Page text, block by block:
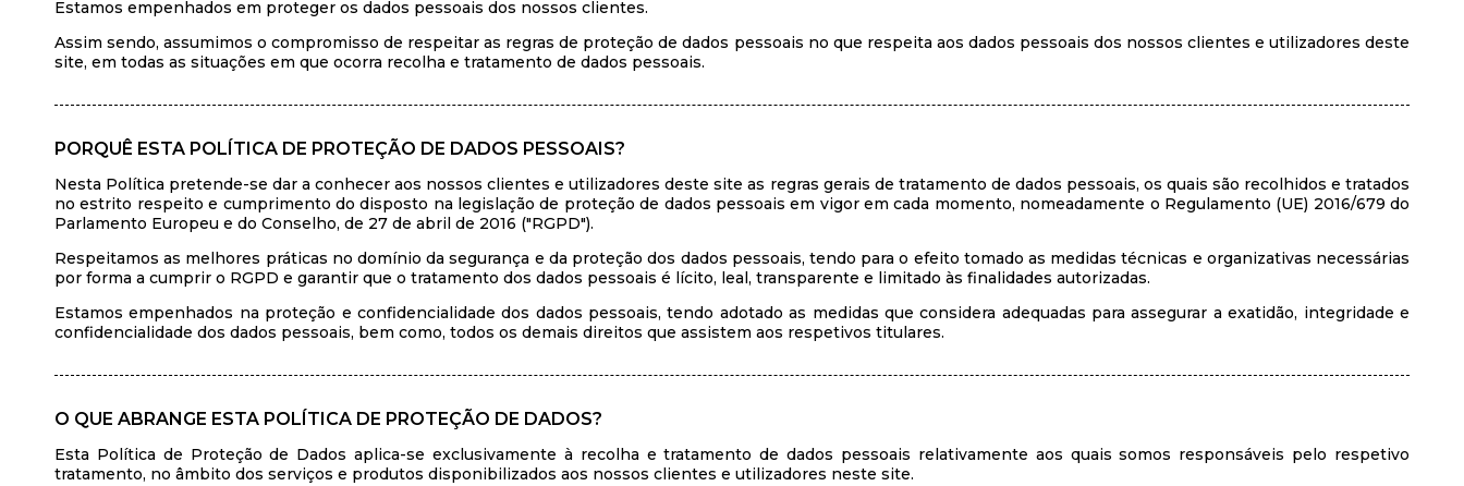
Estamos empenhados em proteger os dados pessoais dos nossos clientes.
Assim sendo, assumimos o compromisso de respeitar as regras de proteção de dados pessoais no que respeita aos dados pessoais dos nossos clientes e utilizadores deste
site, em todas as situações em que ocorra recolha e tratamento de dados pessoais.
PORQUÊ ESTA POLÍTICA DE PROTEÇÃO DE DADOS PESSOAIS?
Nesta Política pretende-se dar a conhecer aos nossos clientes e utilizadores deste site as regras gerais de tratamento de dados pessoais, os quais são recolhidos e tratados
no estrito respeito e cumprimento do disposto na legislação de proteção de dados pessoais em vigor em cada momento, nomeadamente o Regulamento (UE) 2016/679 do
Parlamento Europeu e do Conselho, de 27 de abril de 2016 ("RGPD").
Respeitamos as melhores práticas no domínio da segurança e da proteção dos dados pessoais, tendo para o efeito tomado as medidas técnicas e organizativas necessárias
por forma a cumprir o RGPD e garantir que o tratamento dos dados pessoais é lícito, leal, transparente e limitado às finalidades autorizadas.
Estamos empenhados na proteção e confidencialidade dos dados pessoais, tendo adotado as medidas que considera adequadas para assegurar a exatidão, integridade e
confidencialidade dos dados pessoais, bem como, todos os demais direitos que assistem aos respetivos titulares.
O QUE ABRANGE ESTA POLÍTICA DE PROTEÇÃO DE DADOS?
Esta Política de Proteção de Dados aplica-se exclusivamente à recolha e tratamento de dados pessoais relativamente aos quais somos responsáveis pelo respetivo
tratamento, no âmbito dos serviços e produtos disponibilizados aos nossos clientes e utilizadores neste site.